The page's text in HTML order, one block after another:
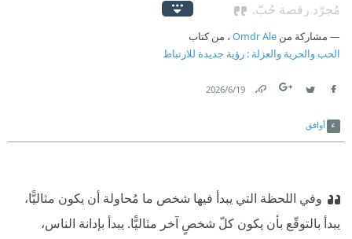
مُجرّد رقصة حُبّ.
مشاركة من Omdr Ale ، من كتاب
الحب والحرية والعزلة : رؤية جديدة للارتباط
19‏/6‏/2026
أوافق
وفي اللحظة التي يبدأ فيها شخص ما مُحاولة أن يكون مثاليًّا،
يبدأ بالتوقّع بأن يكون كلّ شخصٍ آخر مثاليًّا. يبدأ بإدانة الناس،